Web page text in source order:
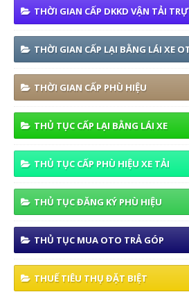
THỜI GIAN CẤP DKKD VẬN TẢI
THỜI GIAN CẤP LẠI BẰNG LÁI XE
THỜI GIAN CẤP PHÙ HIỆU
THỦ TỤC CẤP LẠI BẰNG LÁI XE
THỦ TỤC CẤP PHÙ HIỆU XE TẢI
THỦ TỤC ĐĂNG KÝ PHÙ HIỆU
THỦ TỤC MUA OTO TRẢ GÓP
THUẾ TIÊU THỤ ĐẶT BIỆT